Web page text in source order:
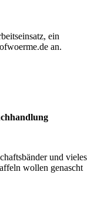
ein
an.
und vieles
wollen genascht